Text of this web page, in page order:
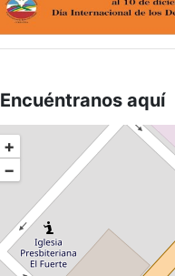
Encuéntranos aquí
+
−